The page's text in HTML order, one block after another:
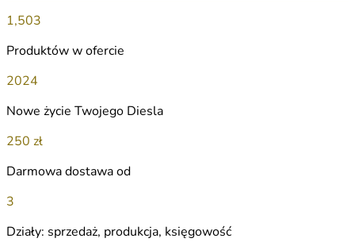
1,503
Produktów w ofercie
2024
Nowe życie Twojego Diesla
250 zł
Darmowa dostawa od
3
Działy: sprzedaż, produkcja, księgowość